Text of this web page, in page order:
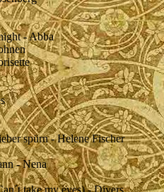
- Abba
spürn - Helene Fischer
- Nena